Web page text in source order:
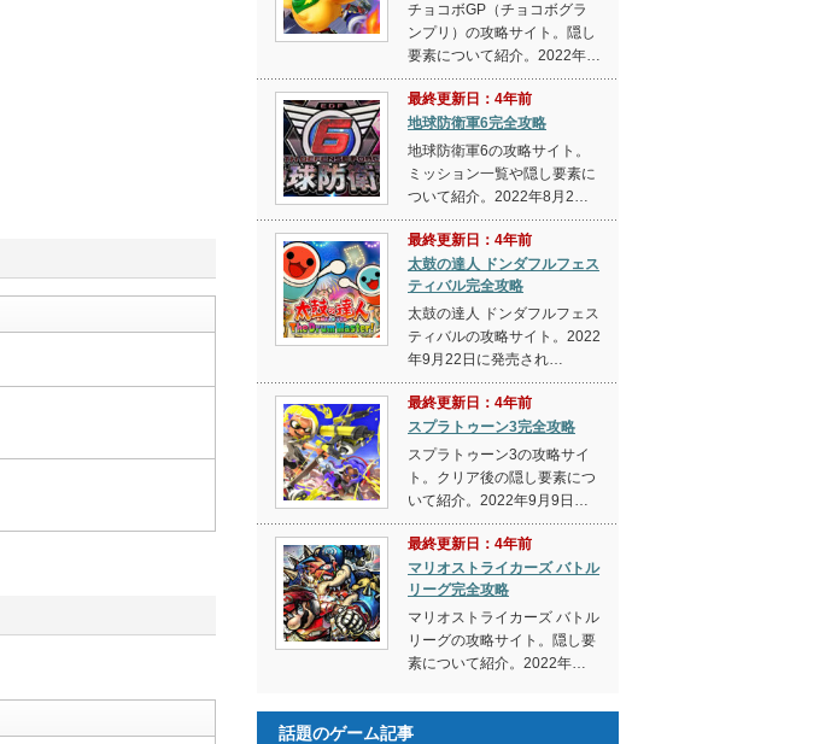
チョコボGP（チョコボグラ
ンプリ）の攻略サイト。隠し
要素について紹介。2022年…
最終更新日：4年前
地球防衛軍6完全攻略
地球防衛軍6の攻略サイト。
ミッション一覧や隠し要素に
ついて紹介。2022年8月2…
最終更新日：4年前
太鼓の達人 ドンダフルフェス
ティバル完全攻略
太鼓の達人 ドンダフルフェス
ティバルの攻略サイト。2022
年9月22日に発売され…
最終更新日：4年前
スプラトゥーン3完全攻略
スプラトゥーン3の攻略サイ
ト。クリア後の隠し要素につ
いて紹介。2022年9月9日…
最終更新日：4年前
マリオストライカーズ バトル
リーグ完全攻略
マリオストライカーズ バトル
リーグの攻略サイト。隠し要
素について紹介。2022年…
話題のゲーム記事